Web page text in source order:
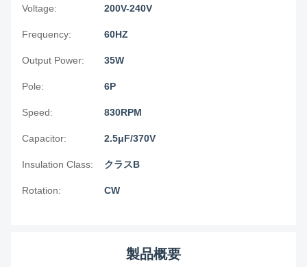
Voltage: 200V-240V
Frequency: 60HZ
Output Power: 35W
Pole: 6P
Speed: 830RPM
Capacitor: 2.5μF/370V
Insulation Class: クラスB
Rotation: CW
製品概要